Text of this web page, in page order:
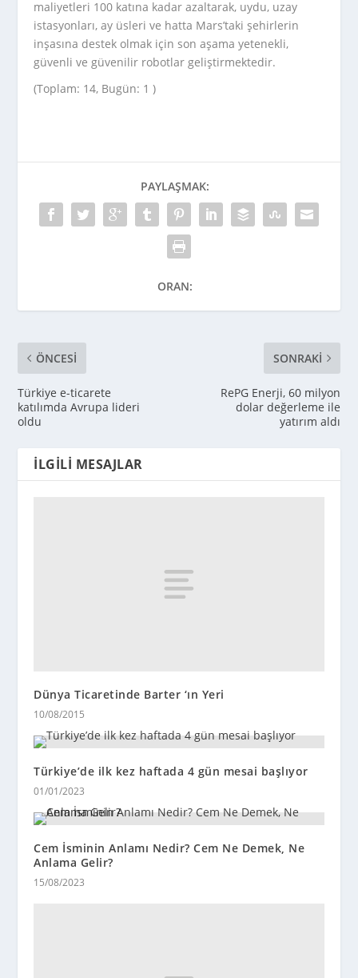
maliyetleri 100 katına kadar azaltarak, uydu, uzay
istasyonları, ay üsleri ve hatta Mars’taki şehirlerin
inşasına destek olmak için son aşama yetenekli,
güvenli ve güvenilir robotlar geliştirmektedir.
(Toplam: 14, Bugün: 1 )
PAYLAŞMAK:
ORAN:
ÖNCESI
Türkiye e-ticarete
katılımda Avrupa lideri
oldu
SONRAKI
RePG Enerji, 60 milyon
dolar değerleme ile
yatırım aldı
İLGILI MESAJLAR
Dünya Ticaretinde Barter ‘ın Yeri
10/08/2015
Türkiye’de ilk kez haftada 4 gün mesai başlıyor
01/01/2023
Cem İsminin Anlamı Nedir? Cem Ne Demek, Ne
Anlama Gelir?
15/08/2023